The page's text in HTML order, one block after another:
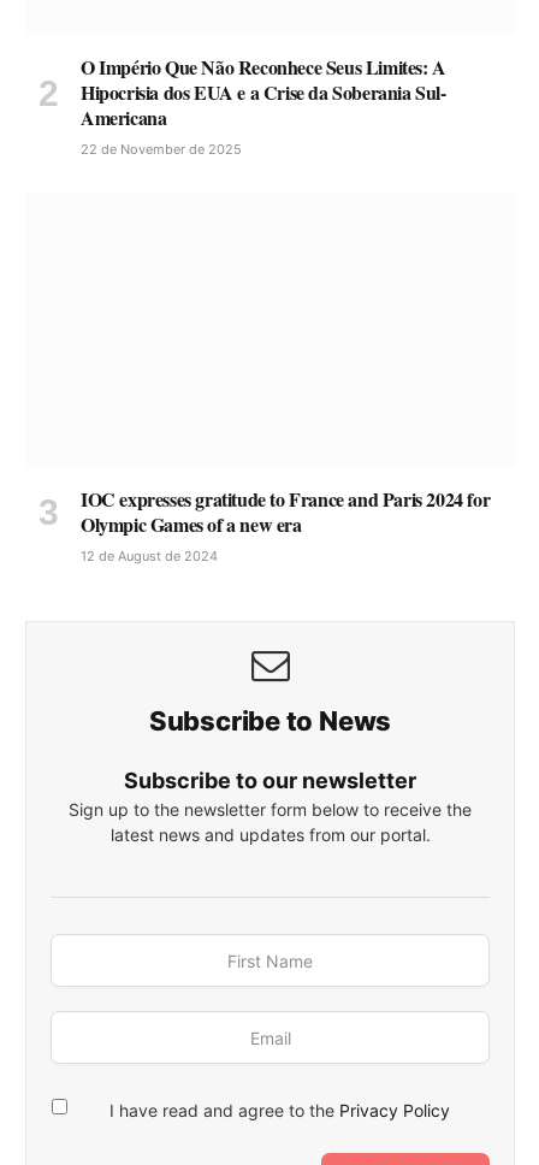
O Império Que Não Reconhece Seus Limites: A
Hipocrisia dos EUA e a Crise da Soberania Sul-
Americana
22 de November de 2025
IOC expresses gratitude to France and Paris 2024 for
Olympic Games of a new era
12 de August de 2024
Subscribe to News
Subscribe to our newsletter
Sign up to the newsletter form below to receive the
latest news and updates from our portal.
I have read and agree to the Privacy Policy